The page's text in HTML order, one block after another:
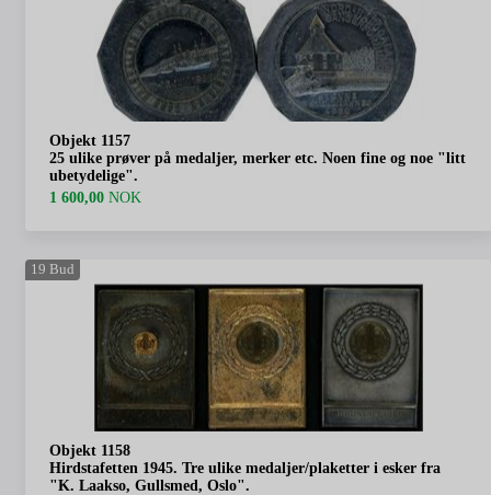
Objekt 1157
25 ulike prøver på medaljer, merker etc. Noen fine og noe "litt
ubetydelige".
1 600,00 NOK
19 Bud
Objekt 1158
Hirdstafetten 1945. Tre ulike medaljer/plaketter i esker fra
"K. Laakso, Gullsmed, Oslo".